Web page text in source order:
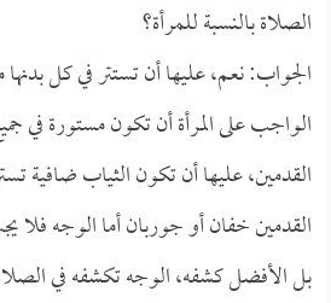
الصلاة بالنسبة للمرأة؟
الجواب: نعم، عليها أن تستتر في كل
الواجب على المرأة أن تكون مستورة في
القدمين، عليها أن تكون الثياب ضافية
القدمين خفان أو جوربان أما الوجه فلا
بل الأفضل كشفه، الوجه تكشفه في